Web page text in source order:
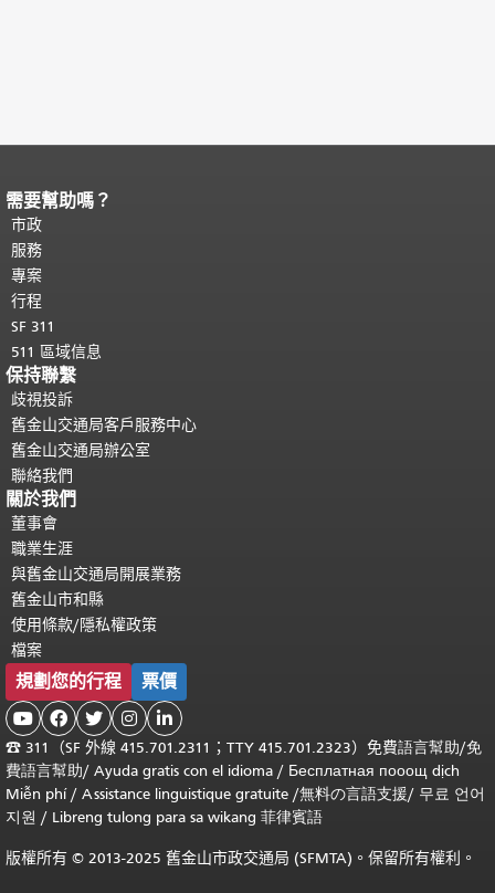
頁面內容結束。
都會重複顯示。
需要幫助嗎？
市政
服務
專案
行程
SF 311
511 區域信息
保持聯繫
歧視投訴
舊金山交通局客戶服務中心
舊金山交通局辦公室
聯絡我們
關於我們
董事會
職業生涯
與舊金山交通局開展業務
舊金山市和縣
使用條款/隱私權政策
檔案
規劃您的行程 票價
    
☎ 311（SF 外線 415.701.2311；TTY 415.701.2323）免費語言幫助/免
費語言幫助/ Ayuda gratis con el idioma / Бесплатная пооощ dịch
Miễn phí/ Assistance linguistique gratuite /無料の言語支援/ 무료 언어
지원 / Libreng tulong para sa wikang 菲律賓語
版權所有 © 2013-2025 舊金山市政交通局 (SFMTA)。保留所有權利。